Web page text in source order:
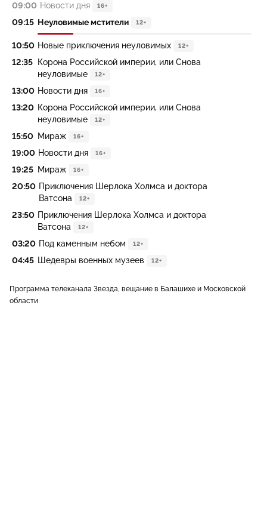
09:00 Новости дня 16+
09:15 Неуловимые мстители 12+
10:50 Новые приключения неуловимых 12+
12:35
Корона Российской империи, или Снова
неуловимые
12+
13:00 Новости дня 16+
13:20 Корона Российской империи, или Снова
неуловимые
12+
15:50 Мираж 16+
19:00 Новости дня 16+
19:25 Мираж 16+
20:50 Приключения Шерлока Холмса и доктора
Ватсона
12+
23:50 Приключения Шерлока Холмса и доктора
Ватсона
12+
03:20 Под каменным небом 12+
04:45 Шедевры военных музеев 12+
Программа телеканала Звезда, вещание в Балашихе и Московской
области